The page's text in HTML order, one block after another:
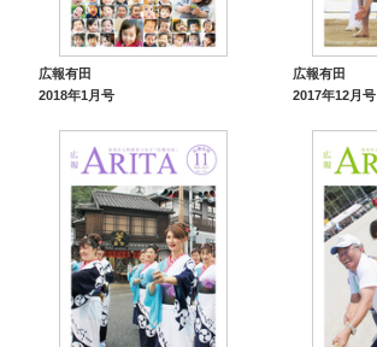
広報有田
2018年1月号
広報有田
2017年12月号